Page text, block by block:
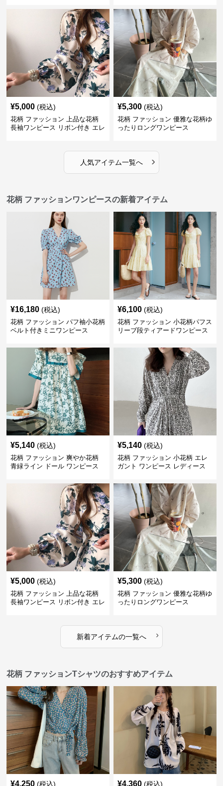
¥5,000 (税込)
花柄 ファッション 上品な花柄
長袖ワンピース リボン付き エレ
¥5,300 (税込)
花柄 ファッション 優雅な花柄ゆ
ったりロングワンピース
人気アイテム一覧へ ›
花柄 ファッションワンピースの新着アイテム
¥16,180 (税込)
花柄 ファッション パフ袖小花柄
ベルト付きミニワンピース
¥6,100 (税込)
花柄 ファッション 小花柄パフス
リーブ段ティアードワンピース
¥5,140 (税込)
花柄 ファッション 爽やか花柄
青緑ライン ドール ワンピース
¥5,140 (税込)
花柄 ファッション 小花柄 エレ
ガント ワンピース レディース
¥5,000 (税込)
花柄 ファッション 上品な花柄
長袖ワンピース リボン付き エレ
¥5,300 (税込)
花柄 ファッション 優雅な花柄ゆ
ったりロングワンピース
新着アイテムの一覧へ ›
花柄 ファッションTシャツのおすすめアイテム
¥4,250 (税込) ¥4,360 (税込)